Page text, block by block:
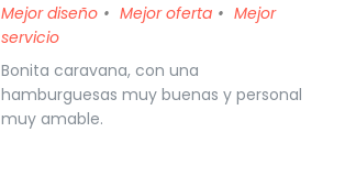
Mejor diseño Mejor oferta
Mejor
servicio
Bonita caravana, con una
hamburguesas muy buenas y personal
muy amable.